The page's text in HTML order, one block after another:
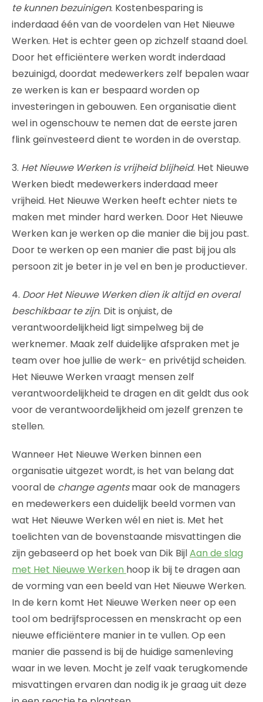
te kunnen bezuinigen. Kostenbesparing is
inderdaad één van de voordelen van Het Nieuwe
Werken. Het is echter geen op zichzelf staand doel.
Door het efficiëntere werken wordt inderdaad
bezuinigd, doordat medewerkers zelf bepalen waar
ze werken is kan er bespaard worden op
investeringen in gebouwen. Een organisatie dient
wel in ogenschouw te nemen dat de eerste jaren
flink geïnvesteerd dient te worden in de overstap.
3. Het Nieuwe Werken is vrijheid blijheid. Het Nieuwe
Werken biedt medewerkers inderdaad meer
vrijheid. Het Nieuwe Werken heeft echter niets te
maken met minder hard werken. Door Het Nieuwe
Werken kan je werken op die manier die bij jou past.
Door te werken op een manier die past bij jou als
persoon zit je beter in je vel en ben je productiever.
4. Door Het Nieuwe Werken dien ik altijd en overal
beschikbaar te zijn. Dit is onjuist, de
verantwoordelijkheid ligt simpelweg bij de
werknemer. Maak zelf duidelijke afspraken met je
team over hoe jullie de werk- en privétijd scheiden.
Het Nieuwe Werken vraagt mensen zelf
verantwoordelijkheid te dragen en dit geldt dus ook
voor de verantwoordelijkheid om jezelf grenzen te
stellen.
Wanneer Het Nieuwe Werken binnen een
organisatie uitgezet wordt, is het van belang dat
vooral de change agentsmaar ook de managers
en medewerkers een duidelijk beeld vormen van
wat Het Nieuwe Werken wél en niet is. Met het
toelichten van de bovenstaande misvattingen die
zijn gebaseerd op het boek van Dik BijlAan de slag
met Het Nieuwe Werken hoop ik bij te dragen aan
de vorming van een beeld van Het Nieuwe Werken.
In de kern komt Het Nieuwe Werken neer op een
tool om bedrijfsprocessen en menskracht op een
nieuwe efficiëntere manier in te vullen. Op een
manier die passend is bij de huidige samenleving
waar in we leven. Mocht je zelf vaak terugkomende
misvattingen ervaren dan nodig ik je graag uit deze